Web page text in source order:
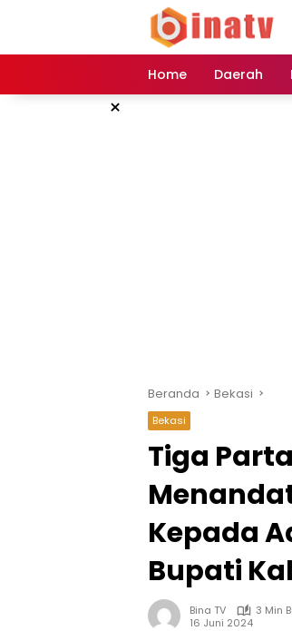
Home Daerah
×
Beranda Bekasi
Bekasi
Tiga
Kepada
Bupati
Bina TV
3 Min
16 Juni 2024